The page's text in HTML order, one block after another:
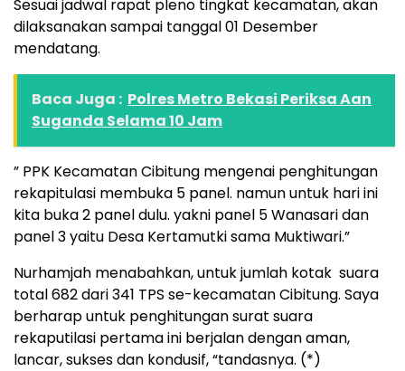
Sesuai jadwal rapat pleno tingkat kecamatan, akan
dilaksanakan sampai tanggal 01 Desember
mendatang.
Baca Juga : Polres Metro Bekasi Periksa Aan
Suganda Selama 10 Jam
” PPK Kecamatan Cibitung mengenai penghitungan
rekapitulasi membuka 5 panel. namun untuk hari ini
kita buka 2 panel dulu. yakni panel 5 Wanasari dan
panel 3 yaitu Desa Kertamutki sama Muktiwari.”
Nurhamjah menabahkan, untuk jumlah kotak suara
total 682 dari 341 TPS se-kecamatan Cibitung. Saya
berharap untuk penghitungan surat suara
rekaputilasi pertama ini berjalan dengan aman,
lancar, sukses dan kondusif, “tandasnya. (*)